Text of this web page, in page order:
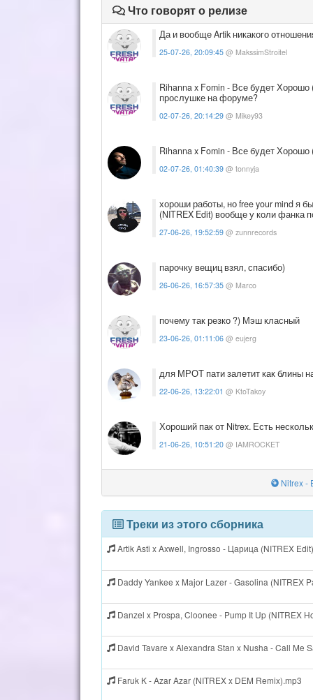
Что говорят о релизе
Да и вообще Artik никакого
25-07-26, 20:09:45 @ MakssimStroitel
Rihanna x Fomin - Все будет Хорошо
прослушке на форуме?
02-07-26, 20:14:29 @ Mikey93
Rihanna x Fomin - Все будет Хорошо
02-07-26, 01:40:39 @ tonnyja
хороши работы, но free your mind я
(NITREX Edit) вообще у коли фанка
27-06-26, 19:52:59 @ zunnrecords
парочку вещиц взял, спасибо)
26-06-26, 16:57:35 @ Marco
почему так резко ?) Мэш класный
23-06-26, 01:11:06 @ eujerg
для МРОТ пати залетит как блины
22-06-26, 13:22:01 @ KtoTakoy
Хороший пак от Nitrex. Есть
21-06-26, 10:51:20 @ IAMROCKET
Nitrex -
Треки из этого сборника
Artik Asti x Axwell, Ingrosso - Царица (NITREX
Daddy Yankee x Major Lazer - Gasolina (NITREX
Danzel x Prospa, Cloonee - Pump It Up (NITREX
David Tavare x Alexandra Stan x Nusha - Call Me
Faruk K - Azar Azar (NITREX x DEM Remix).mp3